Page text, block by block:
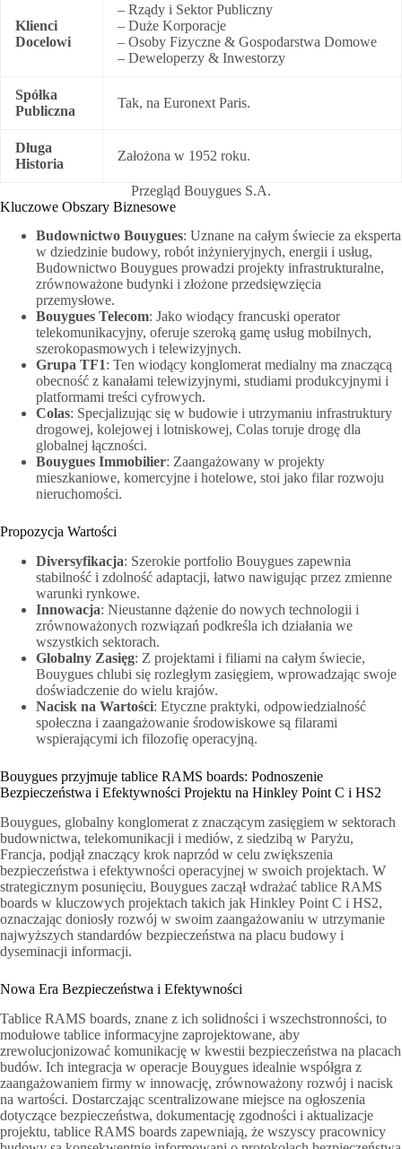
Klienci
Docelowi
– Rządy i Sektor Publiczny
– Duże Korporacje
– Osoby Fizyczne & Gospodarstwa Domowe
– Deweloperzy & Inwestorzy
Spółka
Publiczna
Tak, na Euronext Paris.
Długa
Historia
Założona w 1952 roku.
Przegląd Bouygues S.A.
Kluczowe Obszary Biznesowe
Budownictwo Bouygues: Uznane na całym świecie za eksperta
w dziedzinie budowy, robót inżynieryjnych, energii i usług,
Budownictwo Bouygues prowadzi projekty infrastrukturalne,
zrównoważone budynki i złożone przedsięwzięcia
przemysłowe.
Bouygues Telecom: Jako wiodący francuski operator
telekomunikacyjny, oferuje szeroką gamę usług mobilnych,
szerokopasmowych i telewizyjnych.
Grupa TF1: Ten wiodący konglomerat medialny ma znaczącą
obecność z kanałami telewizyjnymi, studiami produkcyjnymi i
platformami treści cyfrowych.
Colas: Specjalizując się w budowie i utrzymaniu infrastruktury
drogowej, kolejowej i lotniskowej, Colas toruje drogę dla
globalnej łączności.
Bouygues Immobilier: Zaangażowany w projekty
mieszkaniowe, komercyjne i hotelowe, stoi jako filar rozwoju
nieruchomości.
Propozycja Wartości
Diversyfikacja: Szerokie portfolio Bouygues zapewnia
stabilność i zdolność adaptacji, łatwo nawigując przez zmienne
warunki rynkowe.
Innowacja: Nieustanne dążenie do nowych technologii i
zrównoważonych rozwiązań podkreśla ich działania we
wszystkich sektorach.
Globalny Zasięg: Z projektami i filiami na całym świecie,
Bouygues chlubi się rozległym zasięgiem, wprowadzając swoje
doświadczenie do wielu krajów.
Nacisk na Wartości: Etyczne praktyki, odpowiedzialność
społeczna i zaangażowanie środowiskowe są filarami
wspierającymi ich filozofię operacyjną.
Bouygues przyjmuje tablice RAMS boards: Podnoszenie
Bezpieczeństwa i Efektywności Projektu na Hinkley Point C i HS2
Bouygues, globalny konglomerat z znaczącym zasięgiem w sektorach
budownictwa, telekomunikacji i mediów, z siedzibą w Paryżu,
Francja, podjął znaczący krok naprzód w celu zwiększenia
bezpieczeństwa i efektywności operacyjnej w swoich projektach. W
strategicznym posunięciu, Bouygues zaczął wdrażać tablice RAMS
boards w kluczowych projektach takich jak Hinkley Point C i HS2,
oznaczając doniosły rozwój w swoim zaangażowaniu w utrzymanie
najwyższych standardów bezpieczeństwa na placu budowy i
dyseminacji informacji.
Nowa Era Bezpieczeństwa i Efektywności
Tablice RAMS boards, znane z ich solidności i wszechstronności, to
modułowe tablice informacyjne zaprojektowane, aby
zrewolucjonizować komunikację w kwestii bezpieczeństwa na placach
budów. Ich integracja w operacje Bouygues idealnie współgra z
zaangażowaniem firmy w innowację, zrównoważony rozwój i nacisk
na wartości. Dostarczając scentralizowane miejsce na ogłoszenia
dotyczące bezpieczeństwa, dokumentację zgodności i aktualizacje
projektu, tablice RAMS boards zapewniają, że wszyscy pracownicy